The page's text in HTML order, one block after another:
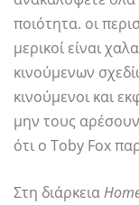
ποιότητα. οι
μερικοί είναι
κινούμενων
κινούμενοι και
μην τους
ότι ο Toby Fox
Στη διάρκεια